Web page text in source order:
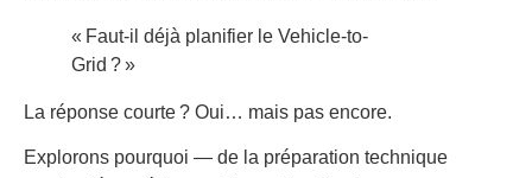
« Faut-il déjà planifier le Vehicle-to-
Grid ? »
La réponse courte ? Oui… mais pas encore.
Explorons pourquoi — de la préparation technique